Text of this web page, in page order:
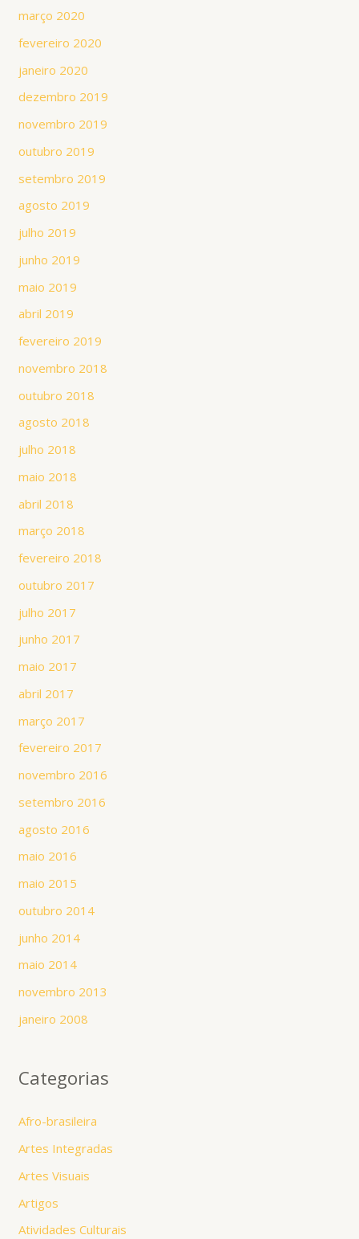
março 2020
fevereiro 2020
janeiro 2020
dezembro 2019
novembro 2019
outubro 2019
setembro 2019
agosto 2019
julho 2019
junho 2019
maio 2019
abril 2019
fevereiro 2019
novembro 2018
outubro 2018
agosto 2018
julho 2018
maio 2018
abril 2018
março 2018
fevereiro 2018
outubro 2017
julho 2017
junho 2017
maio 2017
abril 2017
março 2017
fevereiro 2017
novembro 2016
setembro 2016
agosto 2016
maio 2016
maio 2015
outubro 2014
junho 2014
maio 2014
novembro 2013
janeiro 2008
Categorias
Afro-brasileira
Artes Integradas
Artes Visuais
Artigos
Atividades Culturais